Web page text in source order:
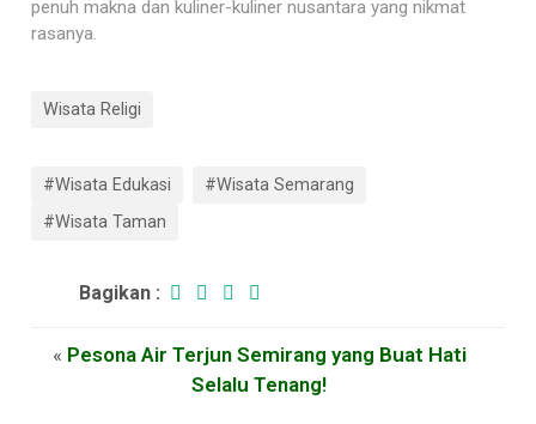
penuh makna dan kuliner-kuliner nusantara yang nikmat
rasanya.
Wisata Religi
#Wisata Edukasi
#Wisata Semarang
#Wisata Taman
Bagikan :
« Pesona Air Terjun Semirang yang Buat Hati
Selalu Tenang!